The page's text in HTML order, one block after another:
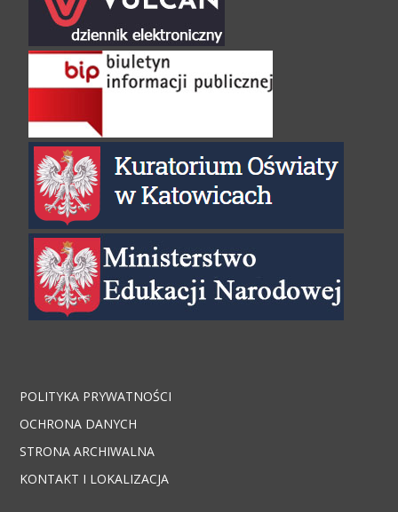
POLITYKA PRYWATNOŚCI
OCHRONA DANYCH
STRONA ARCHIWALNA
KONTAKT I LOKALIZACJA